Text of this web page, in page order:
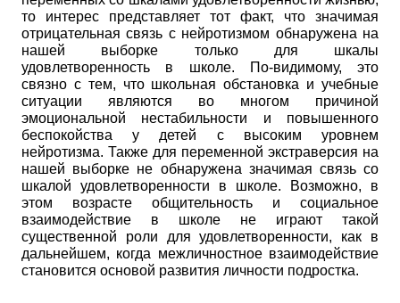
то интерес представляет тот факт, что значимая
отрицательная связь с нейротизмом обнаружена на
нашей выборке только для шкалы
удовлетворенность в школе. По-видимому, это
связно с тем, что школьная обстановка и учебные
ситуации являются во многом причиной
эмоциональной нестабильности и повышенного
беспокойства у детей с высоким уровнем
нейротизма. Также для переменной экстраверсия на
нашей выборке не обнаружена значимая связь со
шкалой удовлетворенности в школе. Возможно, в
этом возрасте общительность и социальное
взаимодействие в школе не играют такой
существенной роли для удовлетворенности, как в
дальнейшем, когда межличностное взаимодействие
становится основой развития личности подростка.